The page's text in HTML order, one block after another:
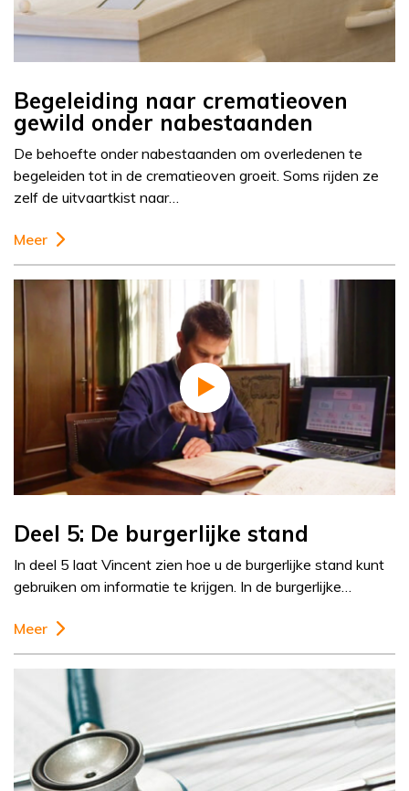
Begeleiding naar crematieoven
gewild onder nabestaanden
De behoefte onder nabestaanden om overledenen te
begeleiden tot in de crematieoven groeit. Soms rijden ze
zelf de uitvaartkist naar…
Meer
Deel 5: De burgerlijke stand
In deel 5 laat Vincent zien hoe u de burgerlijke stand kunt
gebruiken om informatie te krijgen. In de burgerlijke…
Meer